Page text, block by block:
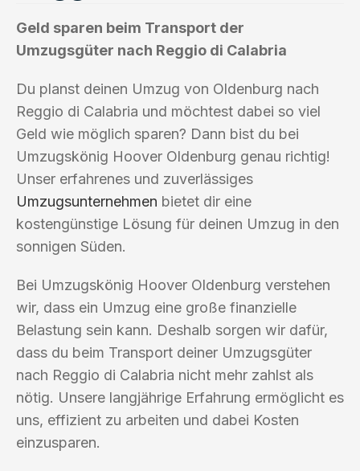
Geld sparen beim Transport der
Umzugsgüter nach Reggio di Calabria
Du planst deinen Umzug von Oldenburg nach
Reggio di Calabria und möchtest dabei so viel
Geld wie möglich sparen? Dann bist du bei
Umzugskönig Hoover Oldenburg genau richtig!
Unser erfahrenes und zuverlässiges
Umzugsunternehmen bietet dir eine
kostengünstige Lösung für deinen Umzug in den
sonnigen Süden.
Bei Umzugskönig Hoover Oldenburg verstehen
wir, dass ein Umzug eine große finanzielle
Belastung sein kann. Deshalb sorgen wir dafür,
dass du beim Transport deiner Umzugsgüter
nach Reggio di Calabria nicht mehr zahlst als
nötig. Unsere langjährige Erfahrung ermöglicht es
uns, effizient zu arbeiten und dabei Kosten
einzusparen.